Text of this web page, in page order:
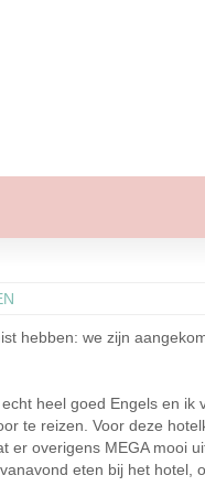
hebben: we zijn
heel goed Engels en
te reizen. Voor deze
er overigens MEGA mooi
eten bij het hotel,